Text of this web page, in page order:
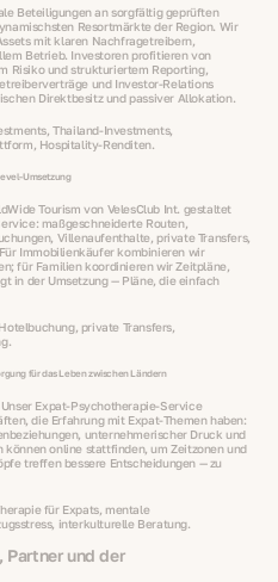
Beteiligungen an sorgfältig geprüften
Resortmärkte der Region. Wir
mit klaren Nachfragetreibern,
Betrieb. Investoren profitieren von
Risiko und strukturiertem Reporting,
und Investor‑Relations
Direktbesitz und passiver Allokation.
Thailand‑Investments,
Hospitality‑Renditen.
Tourism von VelesClub Int. gestaltet
maßgeschneiderte Routen,
Villenaufenthalte, private Transfers,
Immobilienkäufer kombinieren wir
für Familien koordinieren wir Zeitpläne,
in der Umsetzung — Pläne, die einfach
private Transfers,
für das Leben zwischen Ländern
Expat‑Psychotherapie‑Service
die Erfahrung mit Expat‑Themen haben:
unternehmerischer Druck und
online stattfinden, um Zeitzonen und
treffen bessere Entscheidungen — zu
für Expats, mentale
interkulturelle Beratung.
Partner und der